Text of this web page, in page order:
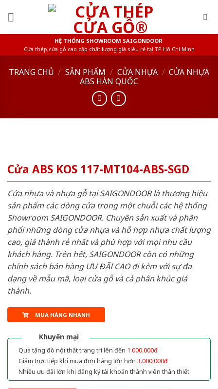
HỆ THỐNG SHOWROOM SAIGONDOOR
Cửa thép,cửa gỗ cao cấp chất lượng giá siêu rẻ tại TP Hồ Chí Minh
TRANG CHỦ / SẢN PHẨM / CỬA NHỰA / CỬA NHỰA
ABS HÀN QUỐC
Cửa ABS KOS 117-MT104-ABS-SGD
Cửa nhựa và nhựa gỗ tại SAIGONDOOR là thương hiệu
sản phẩm các dòng cửa trong một chuỗi các hệ thống
Showroom SAIGONDOOR. Chuyên sản xuất và phân
phối những dòng cửa nhựa và hỗ hợp nhựa chất lượng
cao, giá thành rẻ nhất và phù hợp với mọi nhu cầu
khách hàng. Trên hết, SAIGONDOOR còn có những
chính sách bán hàng ƯU ĐÃI CAO đi kèm với sự đa
dạng về mẫu mã, loại cửa gỗ và cả phân khúc giá
thành.
MUA HÀNG NHANH
Khuyến mại
Quà tặng đồ nội thất trang trí lên đến 1.000.000đ
Giảm trực tiếp khi mua đơn hàng lớn hơn 3.000.000đ
Nhiều ưu đãi lớn khi đăng ký tài khoản thành viên thân thiết